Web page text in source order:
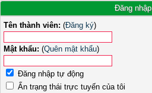
Đăng nhập
Tên thành viên: (Đăng ký)
Mật khẩu: (Quên mật khẩu)
Đăng nhập tự động
Ẩn trạng thái trực tuyến của tôi